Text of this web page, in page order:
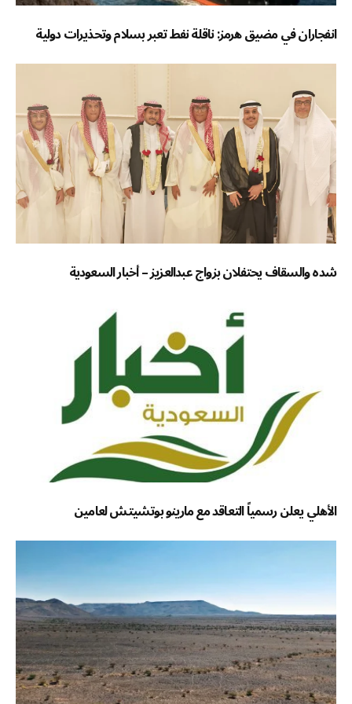
انفجاران في مضيق هرمز: ناقلة نفط تعبر بسلام وتحذيرات دولية
شده والسقاف يحتفلان بزواج عبدالعزيز – أخبار السعودية
الأهلي يعلن رسمياً التعاقد مع مارينو بوتشيتش لعامين